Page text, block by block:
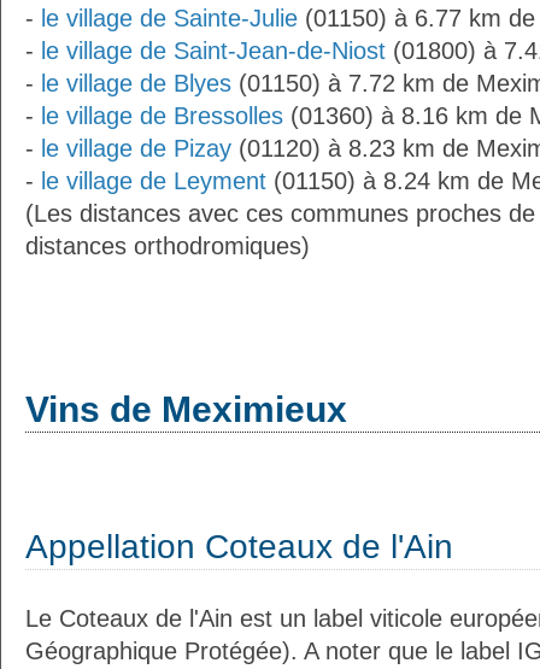
- le village de Sainte-Julie (01150) à 6.77 km
- le village de Saint-Jean-de-Niost (01800) à
- le village de Blyes (01150) à 7.72 km de
- le village de Bressolles (01360) à 8.16 km de
- le village de Pizay (01120) à 8.23 km de
- le village de Leyment (01150) à 8.24 km de
(Les distances avec ces communes proches
distances orthodromiques)
Vins de Meximieux
Appellation Coteaux de l'Ain
Le Coteaux de l'Ain est un label viticole
Géographique Protégée). A noter que le label